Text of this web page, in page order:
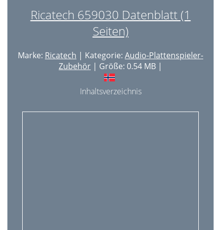
Ricatech 659030 Datenblatt (1
Seiten)
Marke: Ricatech | Kategorie: Audio-Plattenspieler-
Zubehör | Größe: 0.54 MB |
Inhaltsverzeichnis